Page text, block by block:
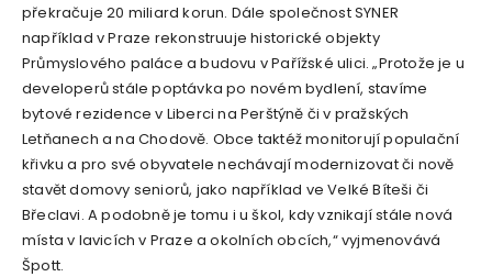
překračuje 20 miliard korun. Dále společnost SYNER
například v Praze rekonstruuje historické objekty
Průmyslového paláce a budovu v Pařížské ulici. „Protože je u
developerů stále poptávka po novém bydlení, stavíme
bytové rezidence v Liberci na Perštýně či v pražských
Letňanech a na Chodově. Obce taktéž monitorují populační
křivku a pro své obyvatele nechávají modernizovat či nově
stavět domovy seniorů, jako například ve Velké Bíteši či
Břeclavi. A podobně je tomu i u škol, kdy vznikají stále nová
místa v lavicích v Praze a okolních obcích,“ vyjmenovává
Špott.